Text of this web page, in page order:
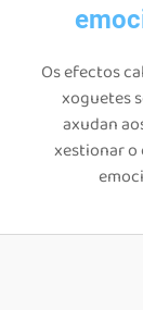
Os efectos
xoguetes
axudan
xestionar o